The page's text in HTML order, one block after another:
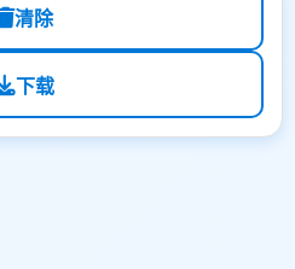
清除
下载